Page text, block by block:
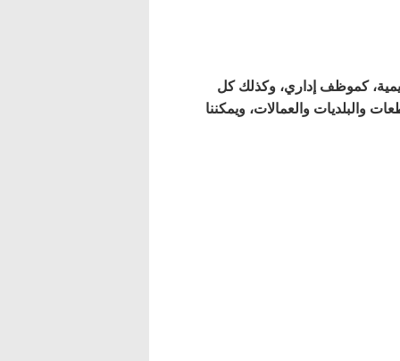
كموظف إداري، وكذلك كل
والبلديات والعمالات، ويمكننا